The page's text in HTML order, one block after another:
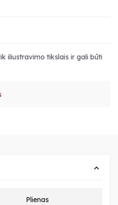
iliustravimo tikslais ir gali būti
Plienas